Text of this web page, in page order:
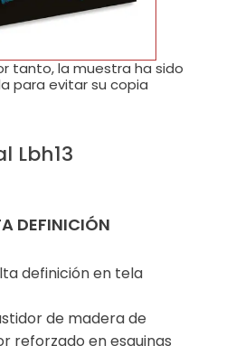
tanto, la muestra ha sido
para evitar su copia
Lbh13
DEFINICIÓN
definición en tela
de madera de
reforzado en esquinas